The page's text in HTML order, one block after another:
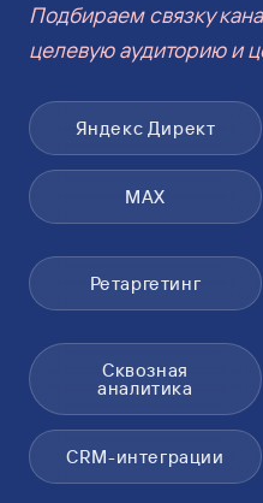
Подбираем связку
целевую аудиторию и
Яндекс Директ
MAX
Ретаргетинг
Сквозная
аналитика
CRM-интеграции